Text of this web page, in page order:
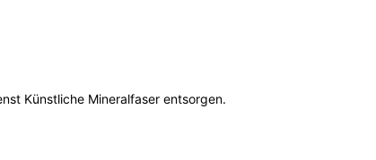
Künstliche Mineralfaser entsorgen.